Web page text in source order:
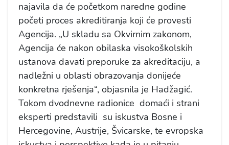
najavila da će početkom naredne godine
početi proces akreditiranja koji će provesti
Agencija. „U skladu sa Okvirnim zakonom,
Agencija će nakon obilaska visokoškolskih
ustanova davati preporuke za akreditaciju, a
nadležni u oblasti obrazovanja donijeće
konkretna rješenja“, objasnila je Hadžagić.
Tokom dvodnevne radionice domaći i strani
eksperti predstavili su iskustva Bosne i
Hercegovine, Austrije, Švicarske, te evropska